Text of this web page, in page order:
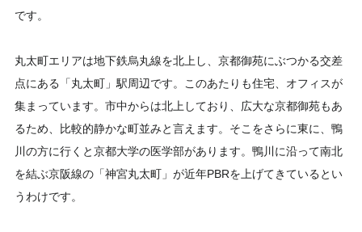
です。
丸太町エリアは地下鉄烏丸線を北上し、京都御苑にぶつかる交差
点にある「丸太町」駅周辺です。このあたりも住宅、オフィスが
集まっています。市中からは北上しており、広大な京都御苑もあ
るため、比較的静かな町並みと言えます。そこをさらに東に、鴨
川の方に行くと京都大学の医学部があります。鴨川に沿って南北
を結ぶ京阪線の「神宮丸太町」が近年PBRを上げてきているとい
うわけです。